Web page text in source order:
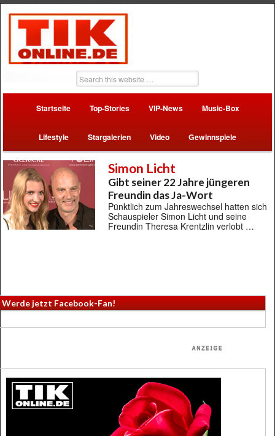
Startseite Top-Stories VIP-News Music-Box
Lifestyle Stargalerien Video Gewinnspiele
Simon Licht
Gibt seiner 22 Jahre jüngeren
Freundin das Ja-Wort
Pünktlich zum Jahreswechsel hatten sich
Schauspieler Simon Licht und seine
Freundin Theresa Krentzlin verlobt …
Werde jetzt Facebook-Fan!